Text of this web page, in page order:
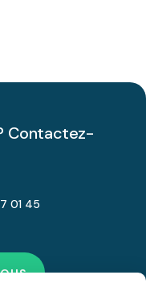
Contactez-
01 45